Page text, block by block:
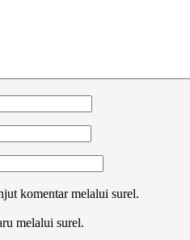
komentar melalui surel.
melalui surel.